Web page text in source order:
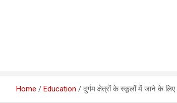
Home Education दुर्गम क्षेत्रों के स्कूलों में जाने के